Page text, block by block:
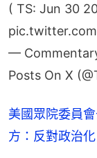
( TS: Jun 30
—
Posts On X
美國眾院委員
方：反對政治化